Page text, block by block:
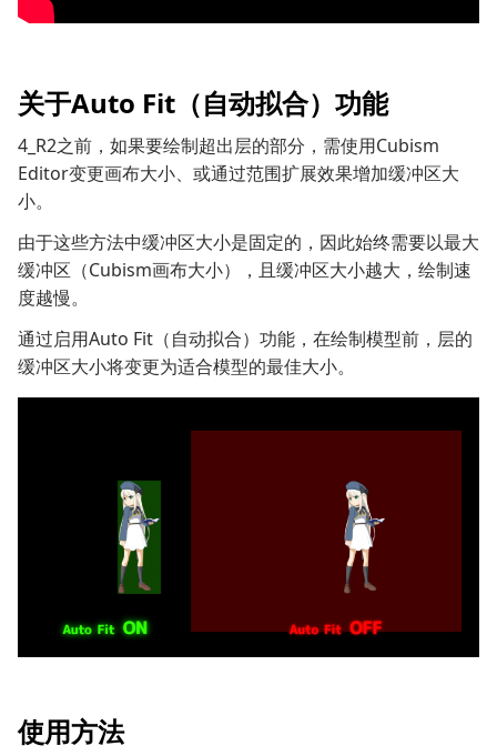
关于Auto Fit（自动拟合）功能
4_R2之前，如果要绘制超出层的部分，需使用Cubism
Editor变更画布大小、或通过范围扩展效果增加缓冲区大
小。
由于这些方法中缓冲区大小是固定的，因此始终需要以最大
缓冲区（Cubism画布大小），且缓冲区大小越大，绘制速
度越慢。
通过启用Auto Fit（自动拟合）功能，在绘制模型前，层的
缓冲区大小将变更为适合模型的最佳大小。
使用方法